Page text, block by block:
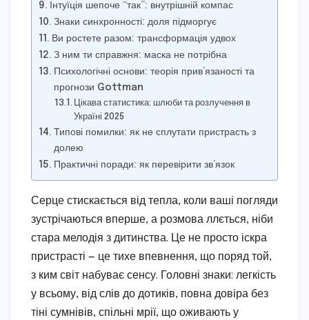
Інтуїція шепоче “так”: внутрішній компас
Знаки синхронності: доля підморгує
Ви ростете разом: трансформація удвох
З ним ти справжня: маска не потрібна
Психологічні основи: теорія прив’язаності та
прогнози Gottman
Цікава статистика: шлюби та розлучення в
Україні 2025
Типові помилки: як не сплутати пристрасть з
долею
Практичні поради: як перевірити зв’язок
Серце стискається від тепла, коли ваші погляди
зустрічаються вперше, а розмова ллється, ніби
стара мелодія з дитинства. Це не просто іскра
пристрасті — це тихе впевнення, що поряд той,
з ким світ набуває сенсу. Головні знаки: легкість
у всьому, від слів до дотиків, повна довіра без
тіні сумнівів, спільні мрії, що оживають у